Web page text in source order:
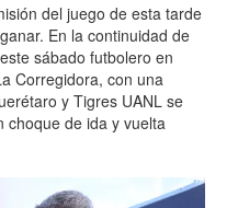
del juego de esta tarde
En la continuidad de
sábado futbolero en
Corregidora, con una
y Tigres UANL se
choque de ida y vuelta